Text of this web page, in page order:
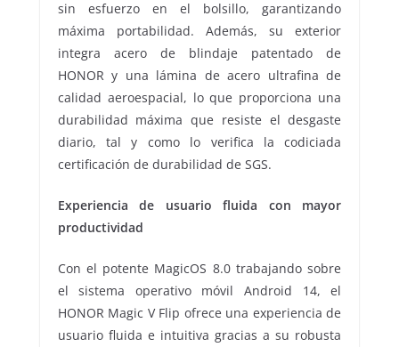
sin esfuerzo en el bolsillo, garantizando
máxima portabilidad. Además, su exterior
integra acero de blindaje patentado de
HONOR y una lámina de acero ultrafina de
calidad aeroespacial, lo que proporciona una
durabilidad máxima que resiste el desgaste
diario, tal y como lo verifica la codiciada
certificación de durabilidad de SGS.
Experiencia de usuario fluida con mayor
productividad
Con el potente MagicOS 8.0 trabajando sobre
el sistema operativo móvil Android 14, el
HONOR Magic V Flip ofrece una experiencia de
usuario fluida e intuitiva gracias a su robusta